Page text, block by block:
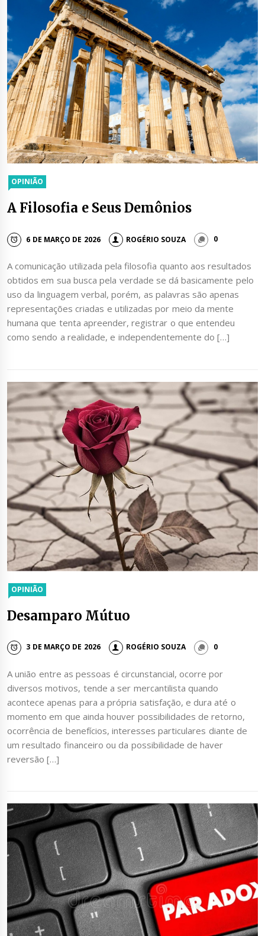
OPINIÃO
A Filosofia e Seus Demônios
6 DE MARÇO DE 2026 ROGÉRIO SOUZA 0
A comunicação utilizada pela filosofia quanto aos resultados
obtidos em sua busca pela verdade se dá basicamente pelo
uso da linguagem verbal, porém, as palavras são apenas
representações criadas e utilizadas por meio da mente
humana que tenta apreender, registrar o que entendeu
como sendo a realidade, e independentemente do […]
OPINIÃO
Desamparo Mútuo
3 DE MARÇO DE 2026 ROGÉRIO SOUZA 0
A união entre as pessoas é circunstancial, ocorre por
diversos motivos, tende a ser mercantilista quando
acontece apenas para a própria satisfação, e dura até o
momento em que ainda houver possibilidades de retorno,
ocorrência de benefícios, interesses particulares diante de
um resultado financeiro ou da possibilidade de haver
reversão […]